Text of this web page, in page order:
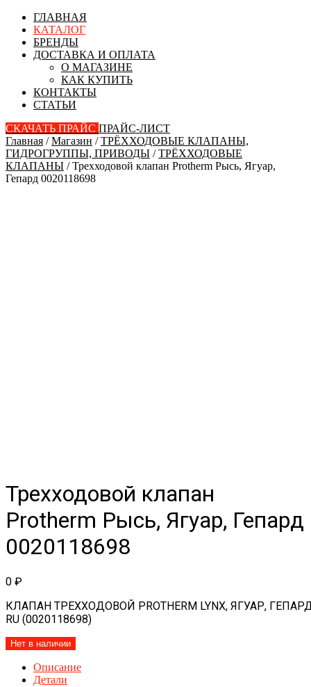
ГЛАВНАЯ
КАТАЛОГ
БРЕНДЫ
ДОСТАВКА И ОПЛАТА
О МАГАЗИНЕ
КАК КУПИТЬ
КОНТАКТЫ
СТАТЬИ
СКАЧАТЬ ПРАЙС ПРАЙС-ЛИСТ
Главная /Магазин /ТРЁХХОДОВЫЕ КЛАПАНЫ,
ГИДРОГРУППЫ, ПРИВОДЫ /ТРЁХХОДОВЫЕ
КЛАПАНЫ / Трехходовой клапан Protherm Рысь, Ягуар,
Гепард 0020118698
Трехходовой клапан
Protherm Рысь, Ягуар, Гепард
0020118698
0 ₽
КЛАПАН ТРЕХХОДОВОЙ PROTHERM LYNX, ЯГУАР,
RU (0020118698)
Нет в наличии
Описание
Детали